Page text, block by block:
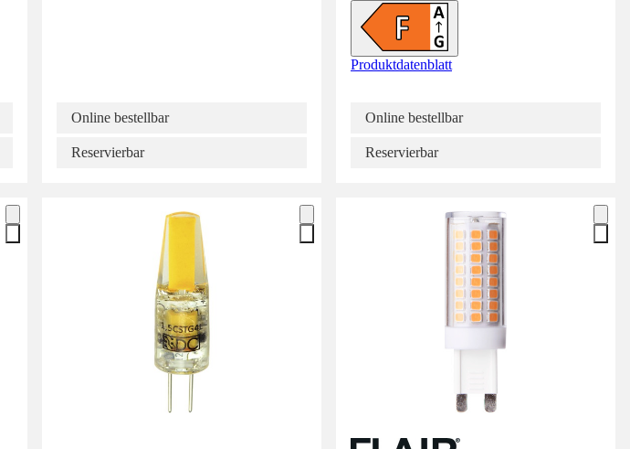
Online bestellbar
Reservierbar
Produktdatenblatt
Online bestellbar
Reservierbar